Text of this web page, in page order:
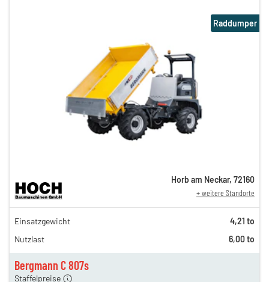
Bergmann C 807s
194,00 €
162,00 €
135,00 €
Staffelpreise
Raddumper
Horb am Neckar, 72160
+ weitere Standorte
Einsatzgewicht
4,21 to
Nutzlast
6,00 to